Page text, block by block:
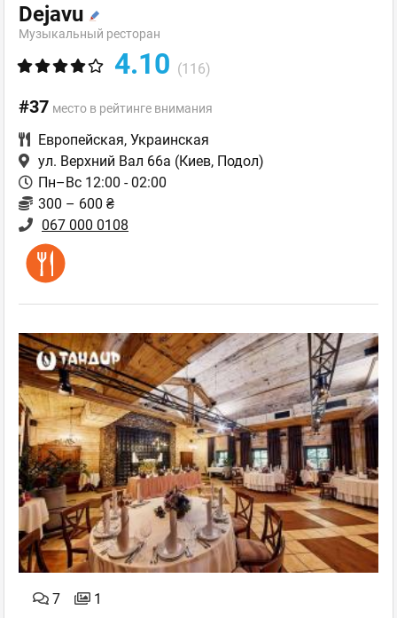
Dejavu
Музыкальный ресторан
4.10 (116)
#37 место в рейтинге внимания
Европейская, Украинская
ул. Верхний Вал 66а (Киев, Подол)
Пн–Вс 12:00 - 02:00
300 – 600 ₴
067 000 0108
7 1